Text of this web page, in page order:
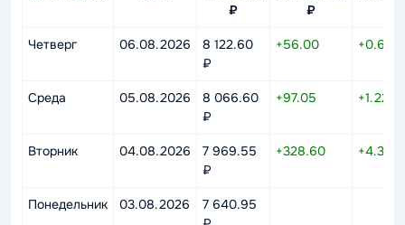
₽
₽
Четверг 06.08.2026
8 122.60
₽
+56.00 +0.69%
Среда 05.08.2026
8 066.60
₽
+97.05 +1.22%
Вторник 04.08.2026
7 969.55
₽
+328.60 +4.30%
Понедельник 03.08.2026
7 640.95